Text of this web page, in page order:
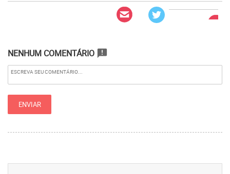
NENHUM COMENTÁRIO announcement